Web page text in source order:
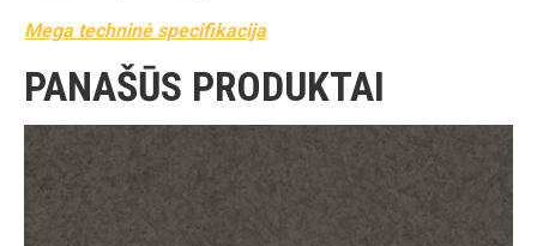
Mega techninė specifikacija
PANAŠŪS PRODUKTAI